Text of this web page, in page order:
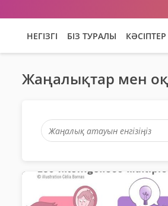
НЕГІЗГІ БІЗ ТУРАЛЫ КӘСІПТЕР
Жаңалықтар мен